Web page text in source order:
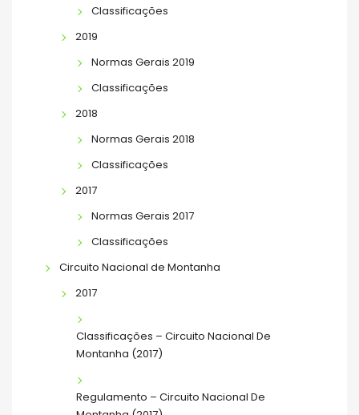
Classificações
2019
Normas Gerais 2019
Classificações
2018
Normas Gerais 2018
Classificações
2017
Normas Gerais 2017
Classificações
Circuito Nacional de Montanha
2017
Classificações – Circuito Nacional De
Montanha (2017)
Regulamento – Circuito Nacional De